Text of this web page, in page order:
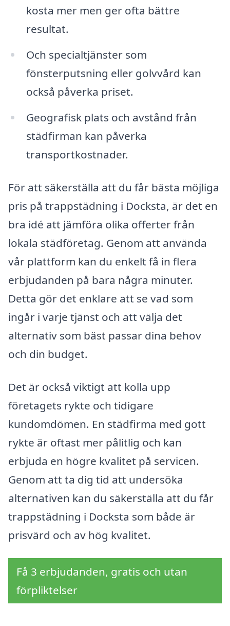
kosta mer men ger ofta bättre
resultat.
Och specialtjänster som
fönsterputsning eller golvvård kan
också påverka priset.
Geografisk plats och avstånd från
städfirman kan påverka
transportkostnader.
För att säkerställa att du får bästa möjliga
pris på trappstädning i Docksta, är det en
bra idé att jämföra olika offerter från
lokala städföretag. Genom att använda
vår plattform kan du enkelt få in flera
erbjudanden på bara några minuter.
Detta gör det enklare att se vad som
ingår i varje tjänst och att välja det
alternativ som bäst passar dina behov
och din budget.
Det är också viktigt att kolla upp
företagets rykte och tidigare
kundomdömen. En städfirma med gott
rykte är oftast mer pålitlig och kan
erbjuda en högre kvalitet på servicen.
Genom att ta dig tid att undersöka
alternativen kan du säkerställa att du får
trappstädning i Docksta som både är
prisvärd och av hög kvalitet.
Få 3 erbjudanden, gratis och utan
förpliktelser